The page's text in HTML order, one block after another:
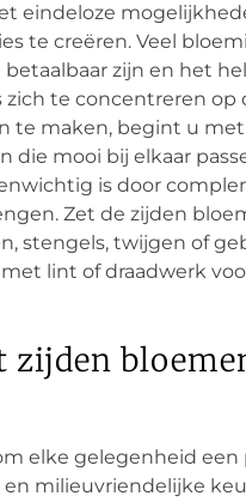
eindeloze
te creëren. Veel
zijn en het
te concentreren op
te maken, begint u
mooi bij elkaar
is door
Zet de zijden
stengels, twijgen of
lint of draadwerk
zijden
elke gelegenheid een
milieuvriendelijke